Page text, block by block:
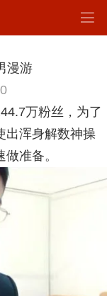
漫游
0
万粉丝，为了
出浑身解数神操
准备。